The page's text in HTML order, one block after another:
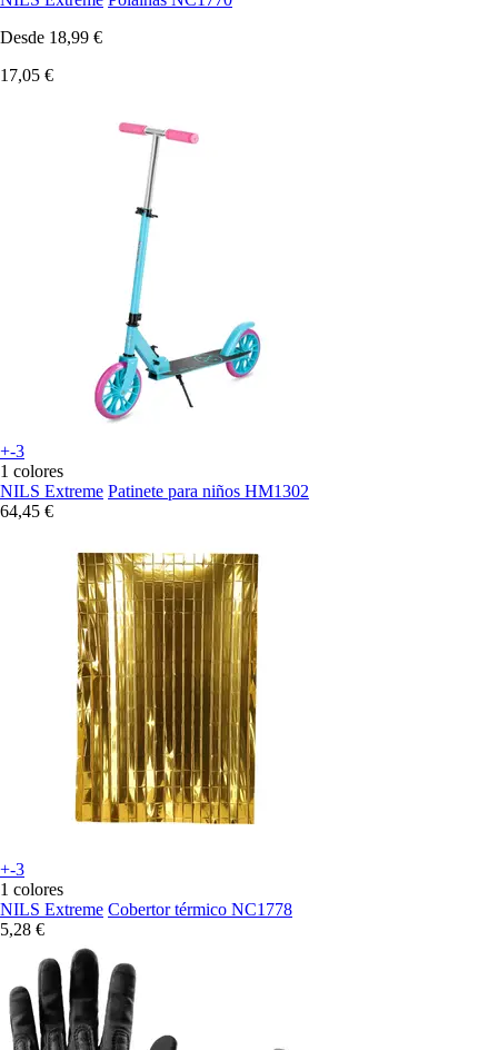
Desde 18,99 €
17,05 €
+-3
1 colores
NILS Extreme Patinete para niños HM1302
64,45 €
+-3
1 colores
NILS Extreme Cobertor térmico NC1778
5,28 €